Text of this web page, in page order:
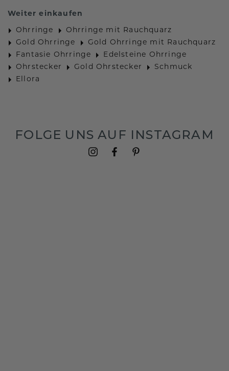
Weiter einkaufen
Ohrringe
Ohrringe mit Rauchquarz
Gold Ohrringe
Gold Ohrringe mit Rauchquarz
Fantasie Ohrringe
Edelsteine Ohrringe
Ohrstecker
Gold Ohrstecker
Schmuck
Ellora
FOLGE UNS AUF INSTAGRAM